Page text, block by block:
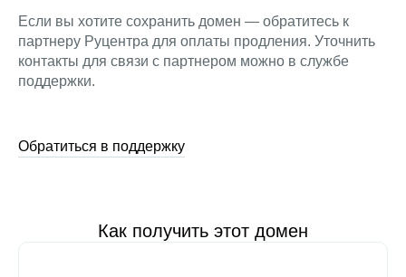
Если вы хотите сохранить домен — обратитесь к
партнеру Руцентра для оплаты продления. Уточнить
контакты для связи с партнером можно в службе
поддержки.
Обратиться в поддержку
Как получить этот домен